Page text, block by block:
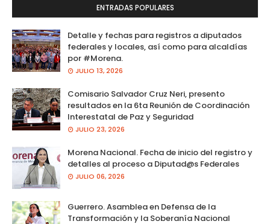
ENTRADAS POPULARES
Detalle y fechas para registros a diputados
federales y locales, así como para alcaldías
por #Morena.
JULIO 13, 2026
Comisario Salvador Cruz Neri, presento
resultados en la 6ta Reunión de Coordinación
Interestatal de Paz y Seguridad
JULIO 23, 2026
Morena Nacional. Fecha de inicio del registro y
detalles al proceso a Diputad@s Federales
JULIO 06, 2026
Guerrero. Asamblea en Defensa de la
Transformación y la Soberanía Nacional